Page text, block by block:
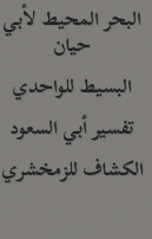
البحر المحيط لأبي
حيان
البسيط للواحدي
تفسير أبي السعود
الكشاف للزمخشري